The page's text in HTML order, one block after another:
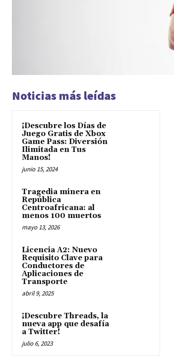
Noticias más leídas
¡Descubre los Días de
Juego Gratis de Xbox
Game Pass: Diversión
Ilimitada en Tus
Manos!
junio 15, 2024
Tragedia minera en
República
Centroafricana: al
menos 100 muertos
mayo 13, 2026
Licencia A2: Nuevo
Requisito Clave para
Conductores de
Aplicaciones de
Transporte
abril 9, 2025
¡Descubre Threads, la
nueva app que desafía
a Twitter!
julio 6, 2023